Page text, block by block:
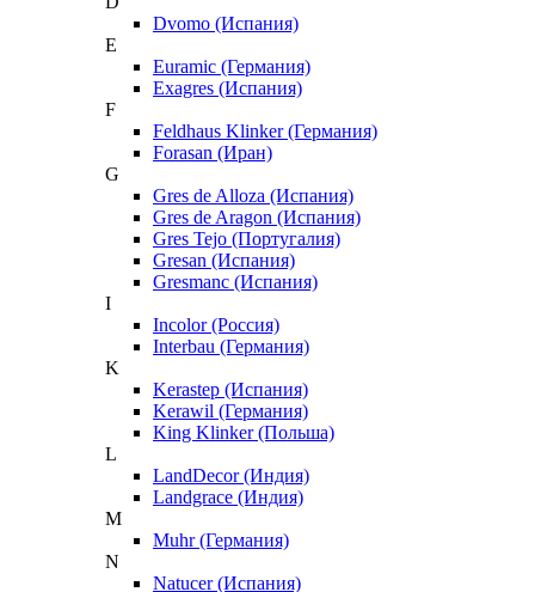
Dvomo (Испания)
E
Euramic (Германия)
Exagres (Испания)
F
Feldhaus Klinker (Германия)
Forasan (Иран)
G
Gres de Alloza (Испания)
Gres de Aragon (Испания)
Gres Tejo (Португалия)
Gresan (Испания)
Gresmanc (Испания)
I
Incolor (Россия)
Interbau (Германия)
K
Kerastep (Испания)
Kerawil (Германия)
King Klinker (Польша)
L
LandDecor (Индия)
Landgrace (Индия)
M
Muhr (Германия)
N
Natucer (Испания)